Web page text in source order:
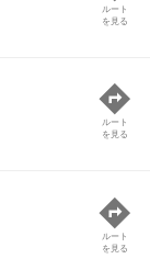
ルート
を見る
ルート
を見る
ルート
を見る